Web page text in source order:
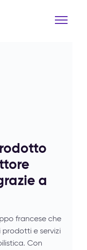
a
francese che
e servizi
Con